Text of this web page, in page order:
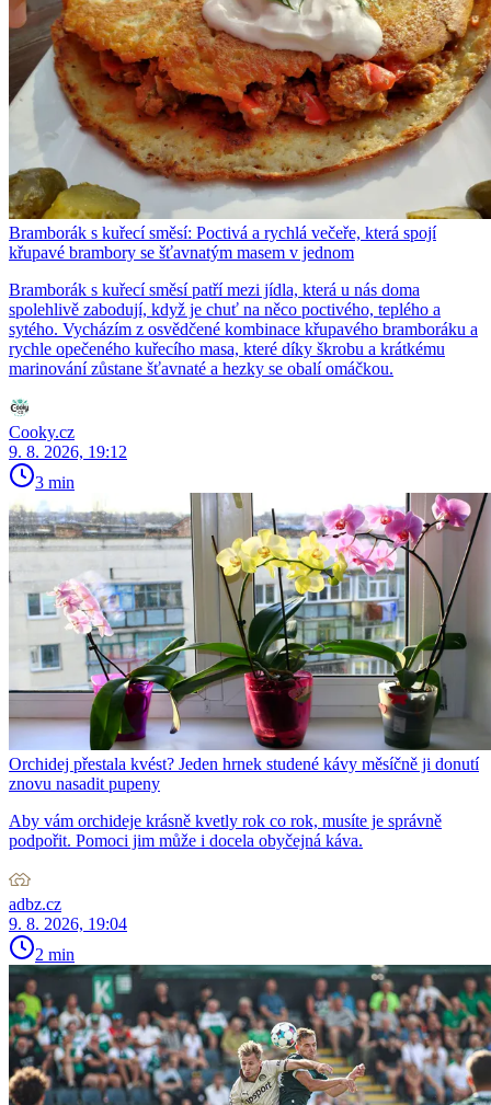
Bramborák s kuřecí směsí: Poctivá a rychlá večeře, která spojí
křupavé brambory se šťavnatým masem v jednom
Bramborák s kuřecí směsí patří mezi jídla, která u nás doma
spolehlivě zabodují, když je chuť na něco poctivého, teplého a
sytého. Vycházím z osvědčené kombinace křupavého bramboráku a
rychle opečeného kuřecího masa, které díky škrobu a krátkému
marinování zůstane šťavnaté a hezky se obalí omáčkou.
Cooky.cz
9. 8. 2026, 19:12
3 min
Orchidej přestala kvést? Jeden hrnek studené kávy měsíčně ji donutí
znovu nasadit pupeny
Aby vám orchideje krásně kvetly rok co rok, musíte je správně
podpořit. Pomoci jim může i docela obyčejná káva.
adbz.cz
9. 8. 2026, 19:04
2 min